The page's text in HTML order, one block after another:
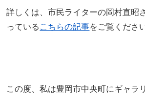
詳しくは、市民ライターの岡村直昭
っている こちらの記事をご覧くださ
この度、私は豊岡市中央町にギャラ